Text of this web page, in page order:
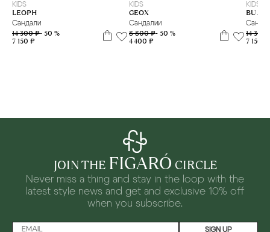
KIDS
LEOPH
Сандали
14 300 ₽- 50 %
7 150 ₽
KIDS
GEOX
Сандалии
8 800 ₽- 50 %
4 400 ₽
KIDS
BU
14 300
7 150 ₽
JOIN THE FIGARÓ CIRCLE
Never miss a thing and stay in the loop with the
latest style news and get and exclusive 10% off
when you subscribe.
SIGN UP